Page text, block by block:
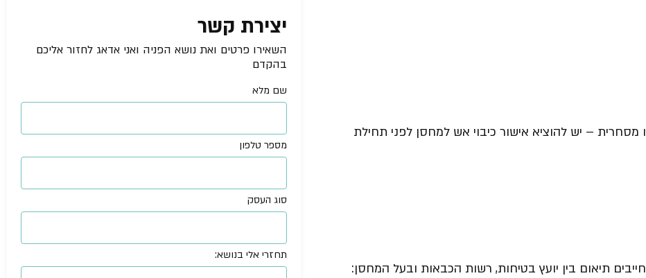
– יש להוציא אישור כיבוי אש למחסן לפני תחילת
תיאום בין יועץ בטיחות, רשות הכבאות ובעל המחסן:
יצירת קשר
השאירו פרטים ואת נושא הפניה ואני אדאג לחזור אליכם
בהקדם
שם מלא
מספר טלפון
סוג העסק
תחזרי אלי בנושא: